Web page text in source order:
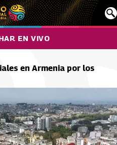
EN VIVO
en Armenia por los